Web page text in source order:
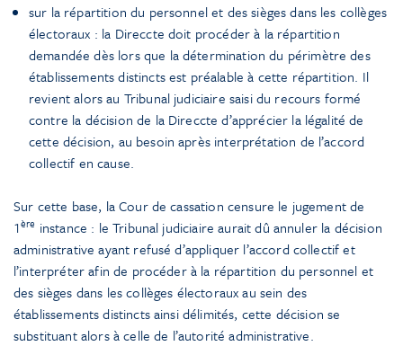
sur la répartition du personnel et des sièges dans les collèges
électoraux : la Direccte doit procéder à la répartition
demandée dès lors que la détermination du périmètre des
établissements distincts est préalable à cette répartition. Il
revient alors au Tribunal judiciaire saisi du recours formé
contre la décision de la Direccte d’apprécier la légalité de
cette décision, au besoin après interprétation de l’accord
collectif en cause.
Sur cette base, la Cour de cassation censure le jugement de
1ère instance : le Tribunal judiciaire aurait dû annuler la décision
administrative ayant refusé d’appliquer l’accord collectif et
l’interpréter afin de procéder à la répartition du personnel et
des sièges dans les collèges électoraux au sein des
établissements distincts ainsi délimités, cette décision se
substituant alors à celle de l’autorité administrative.